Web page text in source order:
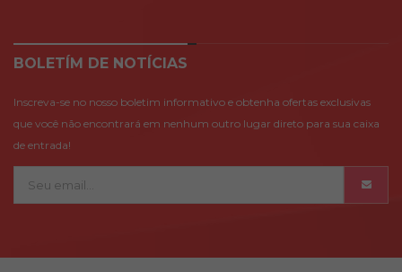
BOLETÍM DE NOTÍCIAS
Inscreva-se no nosso boletim informativo e obtenha ofertas exclusivas
que você não encontrará em nenhum outro lugar direto para sua caixa
de entrada!